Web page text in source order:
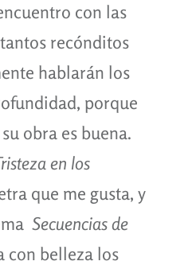
con las
recónditos
hablarán los
porque
obra es buena.
en los
que me gusta, y
Secuencias de
belleza los